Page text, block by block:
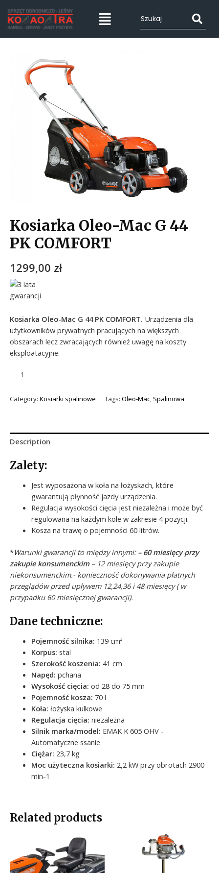
Kosiarka Oleo-Mac G 44
PK COMFORT
1299,00 zł
Kosiarka Oleo-Mac G 44 PK COMFORT. Urządzenia dla
użytkowników prywatnych pracujących na większych
obszarach lecz zwracających również uwagę na koszty
eksploatacyjne.
Category: Kosiarki spalinowe Tags: Oleo-Mac, Spalinowa
Description
Zalety:
Jest wyposażona w koła na łożyskach, które
gwarantują płynność jazdy urządzenia.
Regulacja wysokości cięcia jest niezależna i może być
regulowana na każdym kole w zakresie 4 pozycji.
Kosza na trawę o pojemności 60 litrów.
*Warunki gwarancji to między innymi: – 60 miesięcy przy
zakupie konsumenckim– 12 miesięcy przy zakupie
niekonsumenckim.- konieczność dokonywania płatnych
przeglądów przed upływem 12,24,36 i 48 miesięcy ( w
przypadku 60 miesięcznej gwarancji).
Dane techniczne:
Pojemność silnika: 139 cm³
Korpus: stal
Szerokość koszenia: 41 cm
Napęd: pchana
Wysokość cięcia: od 28 do 75 mm
Pojemność kosza: 70 l
Koła: łożyska kulkowe
Regulacja cięcia: niezależna
Silnik marka/model: EMAK K 605 OHV -
Automatyczne ssanie
Ciężar: 23,7 kg
Moc użyteczna kosiarki: 2,2 kW przy obrotach 2900
min-1
Related products